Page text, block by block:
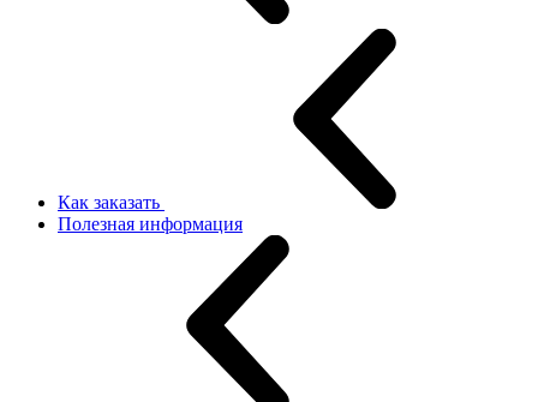
Как заказать
Полезная информация